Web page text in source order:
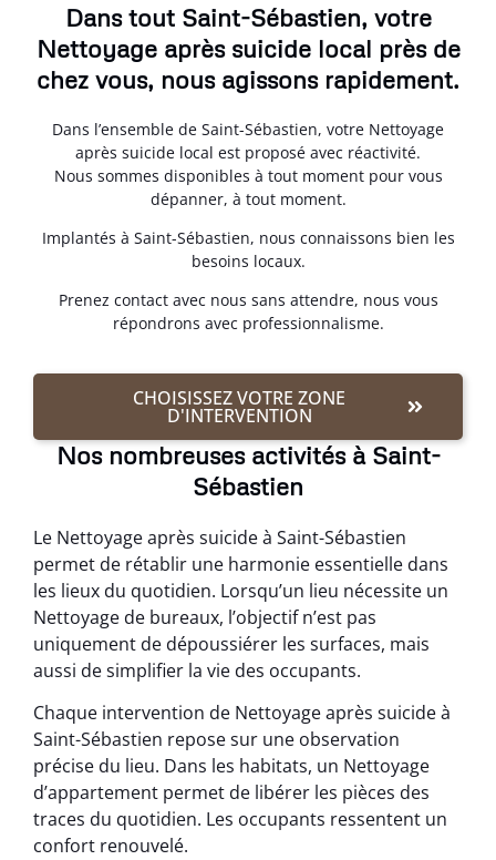
Dans tout Saint-Sébastien, votre
Nettoyage après suicide local près de
chez vous, nous agissons rapidement.
Dans l’ensemble de Saint-Sébastien, votre Nettoyage
après suicide local est proposé avec réactivité.
Nous sommes disponibles à tout moment pour vous
dépanner, à tout moment.
Implantés à Saint-Sébastien, nous connaissons bien les
besoins locaux.
Prenez contact avec nous sans attendre, nous vous
répondrons avec professionnalisme.
CHOISISSEZ VOTRE ZONE
D'INTERVENTION
Nos nombreuses activités à Saint-
Sébastien
Le Nettoyage après suicide à Saint-Sébastien
permet de rétablir une harmonie essentielle dans
les lieux du quotidien. Lorsqu’un lieu nécessite un
Nettoyage de bureaux, l’objectif n’est pas
uniquement de dépoussiérer les surfaces, mais
aussi de simplifier la vie des occupants.
Chaque intervention de Nettoyage après suicide à
Saint-Sébastien repose sur une observation
précise du lieu. Dans les habitats, un Nettoyage
d’appartement permet de libérer les pièces des
traces du quotidien. Les occupants ressentent un
confort renouvelé.